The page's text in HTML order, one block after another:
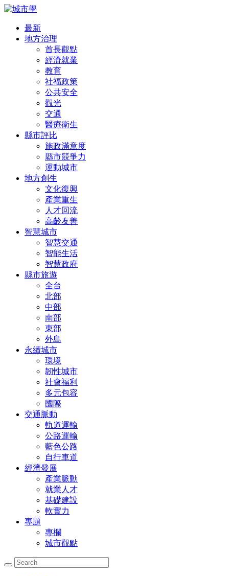
最新
地方治理
首長觀點
經濟就業
教育
社福政策
公共安全
觀光
交通
醫療衛生
縣市評比
施政滿意度
縣市競爭力
運動城市
地方創生
文化復興
產業重生
人才回流
高齡友善
智慧城市
智慧交通
智能生活
智慧政府
縣市旅遊
全台
北部
中部
南部
東部
外島
永續城市
環境
韌性城市
社會福利
多元包容
國際
交通脈動
軌道運輸
公路運輸
藍色公路
自行車道
經濟發展
產業脈動
就業人才
基礎建設
軟實力
專題
專欄
城市觀點